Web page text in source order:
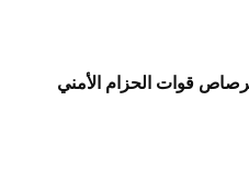
قوات الحزام الأمني